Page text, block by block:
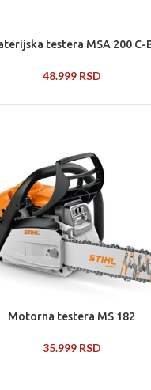
testera MSA 200 C-
48.999 RSD
Motorna testera MS 182
35.999 RSD